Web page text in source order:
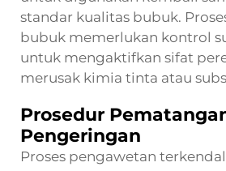
standar kualitas bubuk.
bubuk memerlukan kontrol
untuk mengaktifkan sifat
merusak kimia tinta atau
Prosedur
Pengeringan
Proses pengawetan